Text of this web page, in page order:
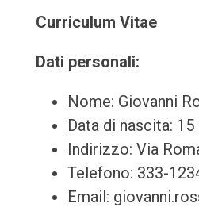
Curriculum Vitae
Dati personali:
Nome: Giovanni
Data di nascita:
Indirizzo: Via
Telefono: 333-
Email: